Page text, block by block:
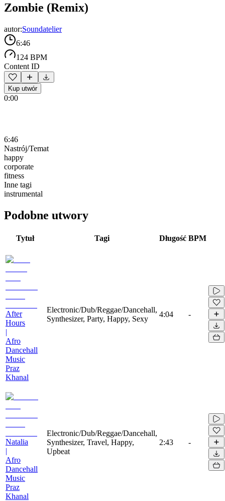
Zombie (Remix)
autor:Soundatelier
6:46
124 BPM
Content ID
Kup utwór
0:00
6:46
Nastrój/Temat
happy
corporate
fitness
Inne tagi
instrumental
Podobne utwory
Tytuł Tagi Długość BPM
After
Hours
|
Afro
Dancehall
Music
Praz
Khanal
Electronic/Dub/Reggae/Dancehall,
Synthesizer, Party, Happy, Sexy
4:04 -
Natalia
|
Afro
Dancehall
Music
Praz
Khanal
Electronic/Dub/Reggae/Dancehall,
Synthesizer, Travel, Happy,
Upbeat
2:43 -